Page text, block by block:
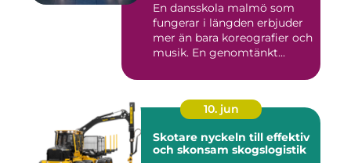
En dansskola malmö som
fungerar i längden erbjuder
mer än bara koreografier och
musik. En genomtänkt...
10. jun
Skotare nyckeln till effektiv
och skonsam skogslogistik